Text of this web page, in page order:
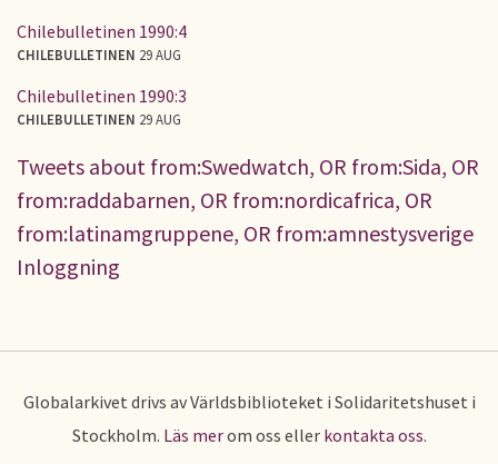
Chilebulletinen 1990:4
CHILEBULLETINEN 29 AUG
Chilebulletinen 1990:3
CHILEBULLETINEN 29 AUG
Tweets about from:Swedwatch, OR from:Sida, OR
from:raddabarnen, OR from:nordicafrica, OR
from:latinamgruppene, OR from:amnestysverige
Inloggning
Globalarkivet drivs av Världsbiblioteket i Solidaritetshuset i
Stockholm. Läs merom oss eller kontakta oss.